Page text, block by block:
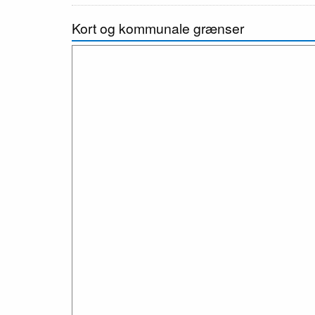
Kort og kommunale grænser